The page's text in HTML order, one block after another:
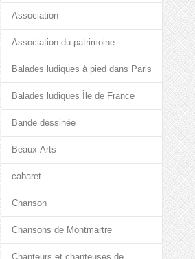
Association
Association du patrimoine
Balades ludiques à pied dans Paris
Balades ludiques Île de France
Bande dessinée
Beaux-Arts
cabaret
Chanson
Chansons de Montmartre
Chanteurs et chanteuses de